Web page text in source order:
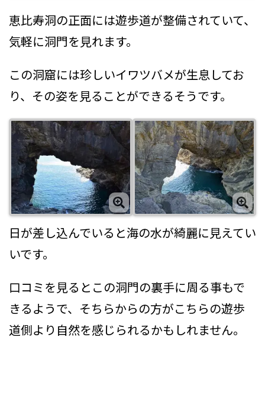
恵比寿洞の正面には遊歩道が整備されていて、
気軽に洞門を見れます。
この洞窟には珍しいイワツバメが生息してお
り、その姿を見ることができるそうです。
日が差し込んでいると海の水が綺麗に見えてい
いです。
口コミを見るとこの洞門の裏手に周る事もで
きるようで、そちらからの方がこちらの遊歩
道側より自然を感じられるかもしれません。